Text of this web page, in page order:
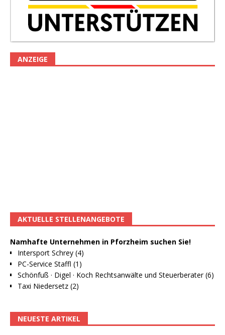
ANZEIGE
AKTUELLE STELLENANGEBOTE
Namhafte Unternehmen in Pforzheim suchen Sie!
Intersport Schrey (4)
PC-Service Staffl (1)
Schönfuß · Digel · Koch Rechtsanwälte und Steuerberater (6)
Taxi Niedersetz (2)
NEUESTE ARTIKEL